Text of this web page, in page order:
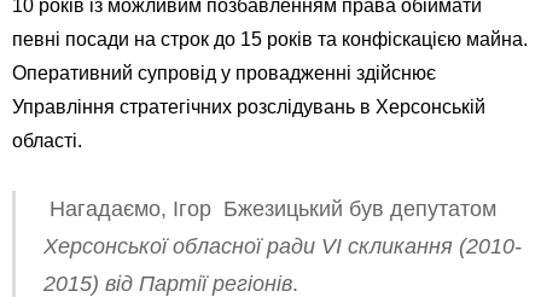
10 років із можливим позбавленням права обіймати
певні посади на строк до 15 років та конфіскацією майна.
Оперативний супровід у провадженні здійснює
Управління стратегічних розслідувань в Херсонській
області.
Нагадаємо, Ігор Бжезицький був депутатом
Херсонської обласної ради VI скликання (2010-
2015) від Партії регіонів.